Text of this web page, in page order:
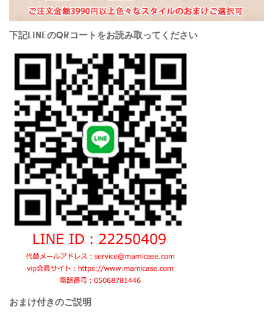
下記LINEのQRコートをお読み取ってください
おまけ付きのご説明